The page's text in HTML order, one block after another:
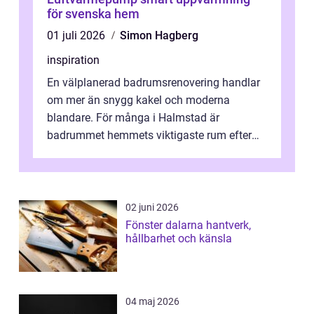
för svenska hem
01 juli 2026
Simon Hagberg
inspiration
En välplanerad badrumsrenovering handlar
om mer än snygg kakel och moderna
blandare. För många i Halmstad är
badrummet hemmets viktigaste rum efter
02 juni 2026
Fönster dalarna hantverk,
hållbarhet och känsla
04 maj 2026